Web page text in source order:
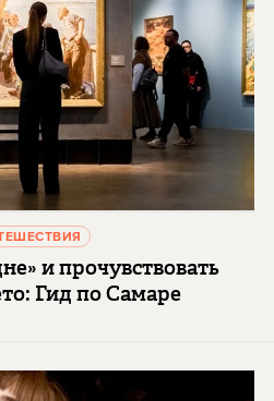
и прочувствовать
Гид по Самаре